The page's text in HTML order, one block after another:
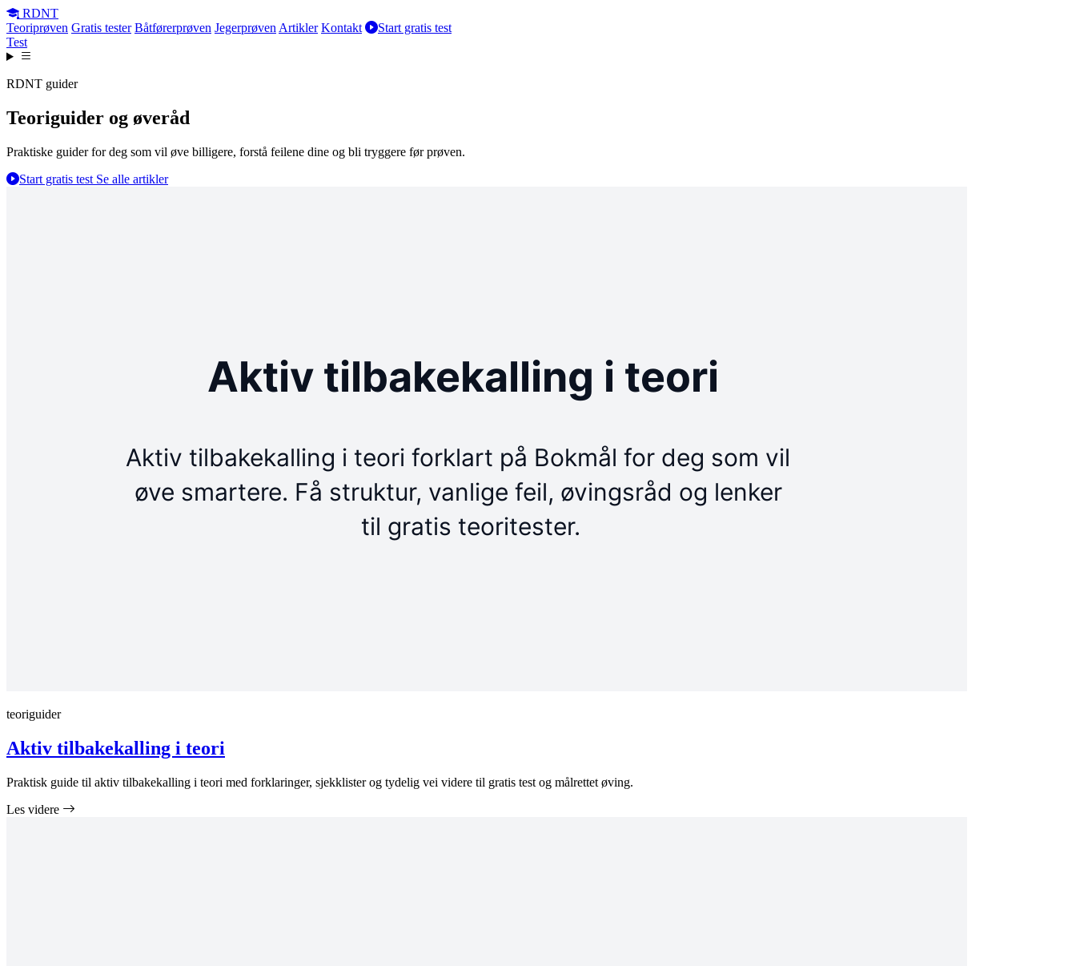
RDNT
Teoriprøven Gratis tester Båtførerprøven Jegerprøven Artikler Kontakt
Start gratis test
Test
RDNT guider
Teoriguider og øveråd
Praktiske guider for deg som vil øve billigere, forstå feilene dine og bli tryggere før prøven.
Start gratis test Se alle artikler
teoriguider
Aktiv tilbakekalling i teori
Praktisk guide til aktiv tilbakekalling i teori med forklaringer, sjekklister og tydelig vei videre til gratis test og målrettet øving.
Les videre